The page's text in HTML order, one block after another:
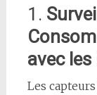
1.
avec
Les